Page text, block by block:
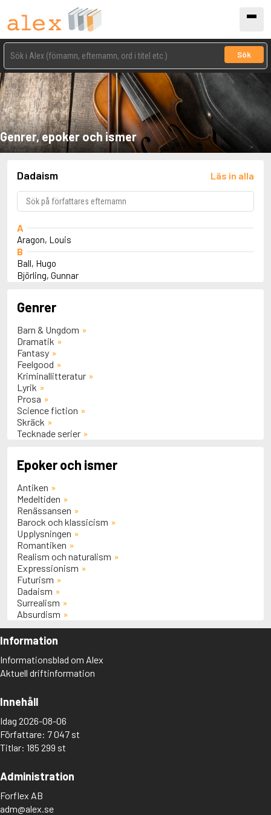
Sök
Genrer, epoker och ismer
Dadaism Läs in alla
A
Aragon, Louis
B
Ball, Hugo
Björling, Gunnar
E
G
Glauser, Friedrich
H
Huelsenbeck, Richard
T
Tzara, Tristan
Genrer
Barn & Ungdom
Dramatik
Fantasy
Feelgood
Kriminallitteratur
Lyrik
Prosa
Science fiction
Skräck
Tecknade serier
Epoker och ismer
Antiken
Medeltiden
Renässansen
Barock och klassicism
Upplysningen
Romantiken
Realism och naturalism
Expressionism
Futurism
Dadaism
Surrealism
Absurdism
Information
Informationsblad om Alex
Aktuell driftinformation
Innehåll
Idag 2026-08-06
Författare: 7 047 st
Titlar: 185 299 st
Administration
Forflex AB
adm@alex.se